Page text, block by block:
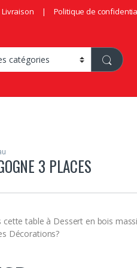
Livraison Politique de
3 PLACES
cette table à Dessert en bois
Décorations?